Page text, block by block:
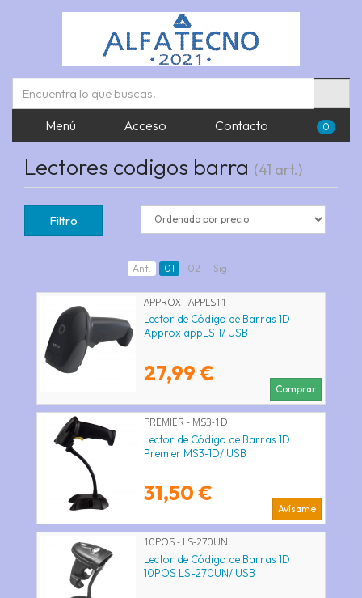
Menú Acceso Contacto 0
Lectores codigos barra (41 art.)
Filtro
Ant. 01 02 Sig.
APPROX - APPLS11
Lector de Código de Barras 1D
Approx appLS11/ USB
27,99 €
Comprar
PREMIER - MS3-1D
Lector de Código de Barras 1D
Premier MS3-1D/ USB
31,50 €
Avísame
10POS - LS-270UN
Lector de Código de Barras 1D
10POS LS-270UN/ USB